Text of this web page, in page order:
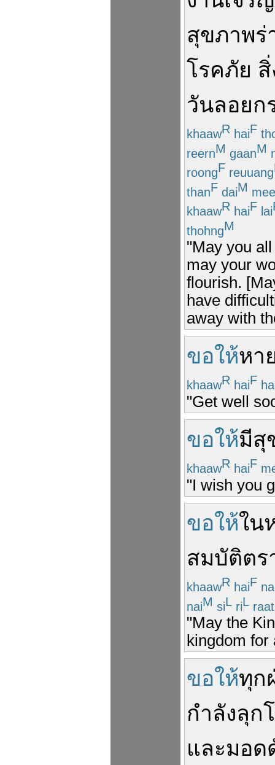
สุขภาพร่
โรคภัย สิ่
วันลอยก
khaawR haiF
reernM gaanM
roongF reuuang
thanF daiM mee
khaawR haiF lai
thohngM
"May you
may your
flourish.
have
away with
ขอให้หา
khaawR haiF
"Get well
ขอให้มีสุ
khaawR haiF
"I wish you
ขอให้ใน
สมบัติตร
khaawR haiF
naiM siL riL raat
"May the
kingdom
ขอให้ทุก
กำลังลุก
และมอด